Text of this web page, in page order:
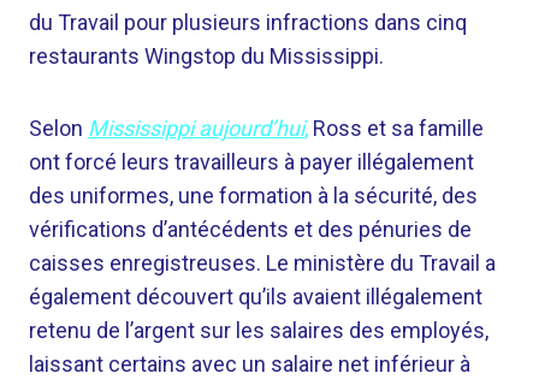
du Travail pour plusieurs infractions dans cinq
restaurants Wingstop du Mississippi.
Selon Mississippi aujourd’hui, Ross et sa famille
ont forcé leurs travailleurs à payer illégalement
des uniformes, une formation à la sécurité, des
vérifications d’antécédents et des pénuries de
caisses enregistreuses. Le ministère du Travail a
également découvert qu’ils avaient illégalement
retenu de l’argent sur les salaires des employés,
laissant certains avec un salaire net inférieur à